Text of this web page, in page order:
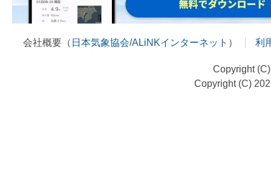
会社概要（ 日本気象協会/ALiNKインターネット ） 利
Copyright
Copyright (C)